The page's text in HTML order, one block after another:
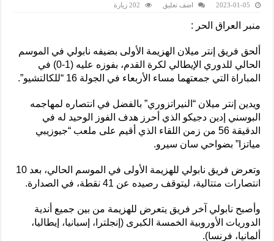
2023-01-05 اضف تعليق 202 زيارة
منبر العراق الحر :
ألحق فريق إنتر ميلان الهزيمة الأولى بضيفه نابولي في الموسم
الحالي للدوري الإيطالي لكرة القدم، بفوزه عليه (1-0) في
المباراة التي جمعتهما مساء الأربعاء في الجولة 16 “للكالتشيو”.
ويدين إنتر ميلان “النيراتزوري” بالفضل في انتصاره لمهاجمه
البوسني إدين دجيكو الذي أحرز هدف الفوز الوحيد له في
الدقيقة 56 من زمن اللقاء الذي أقيم على ملعب “جيوزيبي
مياتزا” بضواحي سان سيرو.
وتعرض فريق نابولي للهزيمة الأولى في الموسم الحالي، بعد 10
انتصارات متتالية، ليتوقف رصيده عن 41 نقطة، في الصدارة.
وأصبح نابولي آخر فريق يتعرض للهزيمة من بين جميع أندية
الدوريات الأوروبية الخمسة الكبرى (إنجلترا، إسبانيا، إيطاليا،
ألمانيا، فرنسا).